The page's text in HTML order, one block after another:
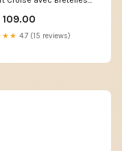
109.00
4.7 (15 reviews)